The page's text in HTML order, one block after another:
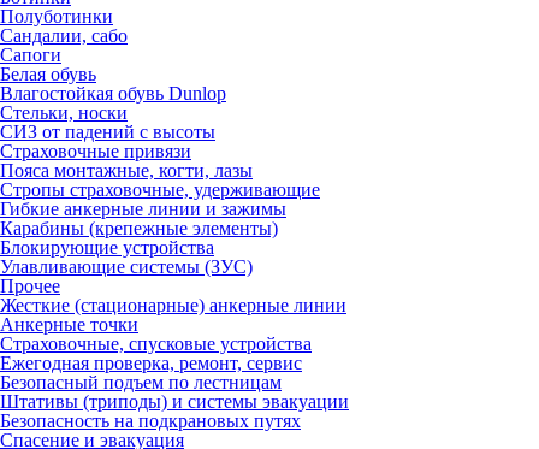
Полуботинки
Сандалии, сабо
Сапоги
Белая обувь
Влагостойкая обувь Dunlop
Стельки, носки
СИЗ от падений с высоты
Страховочные привязи
Пояса монтажные, когти, лазы
Стропы страховочные, удерживающие
Гибкие анкерные линии и зажимы
Карабины (крепежные элементы)
Блокирующие устройства
Улавливающие системы (ЗУС)
Прочее
Жесткие (стационарные) анкерные линии
Анкерные точки
Страховочные, спусковые устройства
Ежегодная проверка, ремонт, сервис
Безопасный подъем по лестницам
Штативы (триподы) и системы эвакуации
Безопасность на подкрановых путях
Спасение и эвакуация